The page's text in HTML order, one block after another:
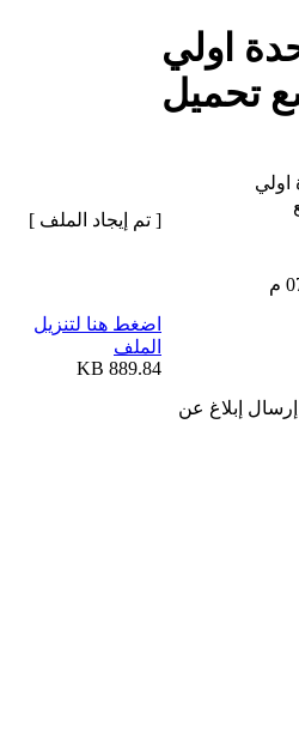
اولي
تحميل
إبلاغ عن
[ تم إيجاد الملف ]
اضغط هنا لتنزيل
الملف
889.84 KB